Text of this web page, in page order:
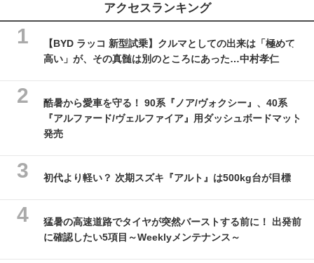
アクセスランキング
【BYD ラッコ 新型試乗】クルマとしての出来は「極めて
高い」が、その真髄は別のところにあった…中村孝仁
酷暑から愛車を守る！ 90系『ノア/ヴォクシー』、40系
『アルファード/ヴェルファイア』用ダッシュボードマット
発売
初代より軽い？ 次期スズキ『アルト』は500kg台が目標
猛暑の高速道路でタイヤが突然バーストする前に！ 出発前
に確認したい5項目～Weeklyメンテナンス～